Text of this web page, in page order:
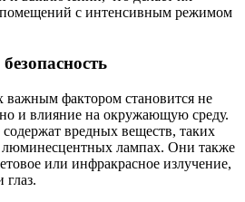
с интенсивным режимом
важным фактором становится не
но и влияние на окружающую среду.
вредных веществ, таких
люминесцентных лампах. Они также
или инфракрасное излучение,
глаз.